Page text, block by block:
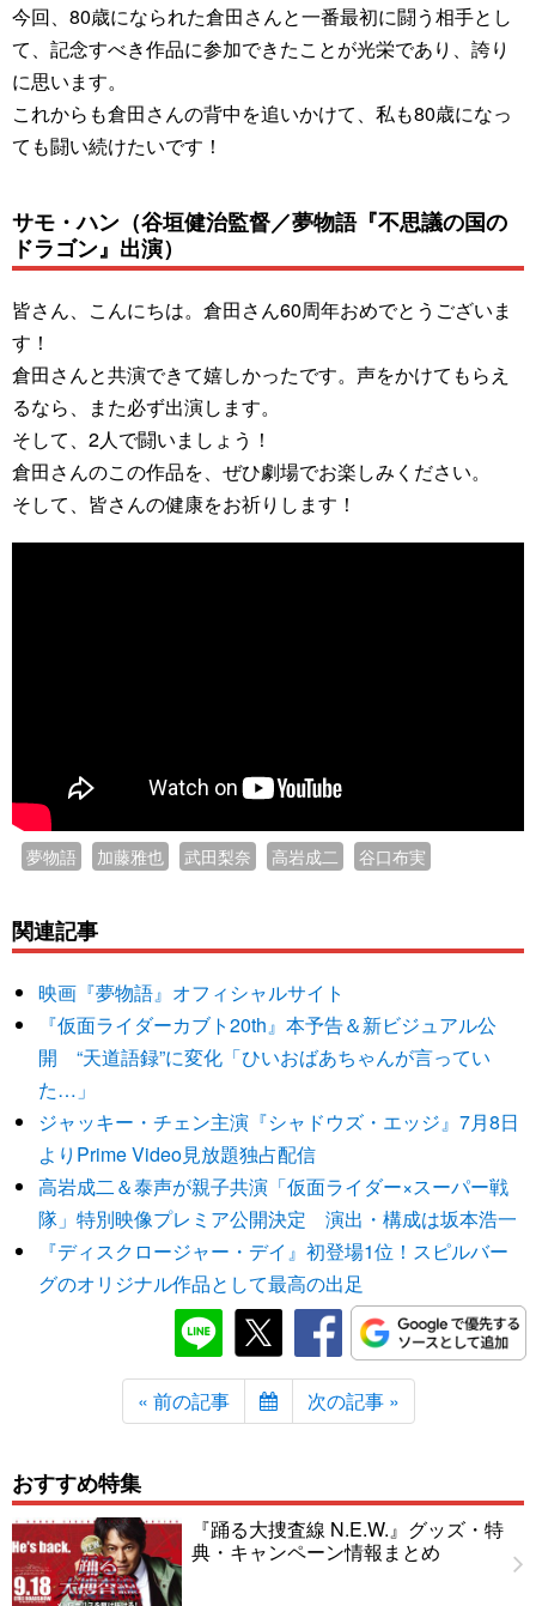
今回、80歳になられた倉田さんと一番最初に闘う相手とし
て、記念すべき作品に参加できたことが光栄であり、誇り
に思います。
これからも倉田さんの背中を追いかけて、私も80歳になっ
ても闘い続けたいです！
サモ・ハン（谷垣健治監督／夢物語『不思議の国の
ドラゴン』出演）
皆さん、こんにちは。倉田さん60周年おめでとうございま
す！
倉田さんと共演できて嬉しかったです。声をかけてもらえ
るなら、また必ず出演します。
そして、2人で闘いましょう！
倉田さんのこの作品を、ぜひ劇場でお楽しみください。
そして、皆さんの健康をお祈りします！
夢物語 加藤雅也 武田梨奈 高岩成二 谷口布実
関連記事
映画『夢物語』オフィシャルサイト
『仮面ライダーカブト20th』本予告＆新ビジュアル公
開 “天道語録”に変化「ひいおばあちゃんが言ってい
た…」
ジャッキー・チェン主演『シャドウズ・エッジ』7月8日
よりPrime Video見放題独占配信
高岩成二＆泰声が親子共演「仮面ライダー×スーパー戦
隊」特別映像プレミア公開決定 演出・構成は坂本浩一
『ディスクロージャー・デイ』初登場1位！スピルバー
グのオリジナル作品として最高の出足
« 前の記事 次の記事 »
おすすめ特集
『踊る大捜査線 N.E.W.』グッズ・特
典・キャンペーン情報まとめ